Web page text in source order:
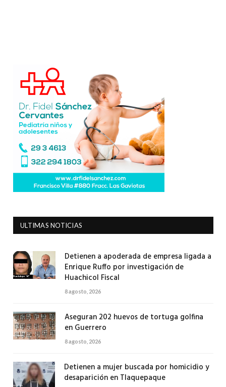
ULTIMAS NOTICIAS
Detienen a apoderada de empresa ligada a
Enrique Ruffo por investigación de
Huachicol Fiscal
8 agosto, 2026
Aseguran 202 huevos de tortuga golfina
en Guerrero
8 agosto, 2026
Detienen a mujer buscada por homicidio y
desaparición en Tlaquepaque